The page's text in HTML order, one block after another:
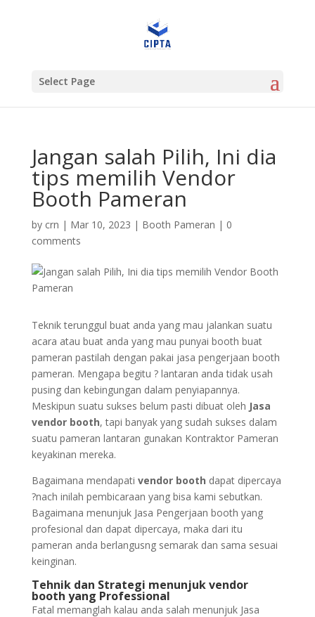
Select Page
Jangan salah Pilih, Ini dia
tips memilih Vendor
Booth Pameran
by crn | Mar 10, 2023 | Booth Pameran | 0
comments
Teknik terunggul buat anda yang mau jalankan suatu
acara atau buat anda yang mau punyai booth buat
pameran pastilah dengan pakai jasa pengerjaan booth
pameran. Mengapa begitu ? lantaran anda tidak usah
pusing dan kebingungan dalam penyiapannya.
Meskipun suatu sukses belum pasti dibuat oleh Jasa
vendor booth, tapi banyak yang sudah sukses dalam
suatu pameran lantaran gunakan Kontraktor Pameran
keyakinan mereka.
Bagaimana mendapati vendor booth dapat dipercaya
?nach inilah pembicaraan yang bisa kami sebutkan.
Bagaimana menunjuk Jasa Pengerjaan booth yang
profesional dan dapat dipercaya, maka dari itu
pameran anda berlangusng semarak dan sama sesuai
keinginan.
Tehnik dan Strategi menunjuk vendor
booth yang Professional
Fatal memanglah kalau anda salah menunjuk Jasa